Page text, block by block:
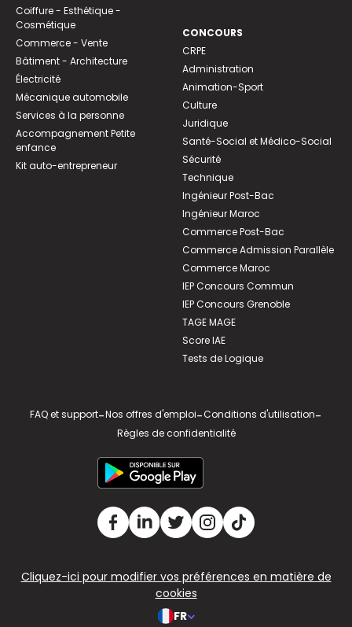
Coiffure - Esthétique -
Cosmétique
Commerce - Vente
Bâtiment - Architecture
Électricité
Mécanique automobile
Services à la personne
Accompagnement Petite
enfance
Kit auto-entrepreneur
CONCOURS
CRPE
Administration
Animation-Sport
Culture
Juridique
Santé-Social et Médico-Social
Sécurité
Technique
Ingénieur Post-Bac
Ingénieur Maroc
Commerce Post-Bac
Commerce Admission Parallèle
Commerce Maroc
IEP Concours Commun
IEP Concours Grenoble
TAGE MAGE
Score IAE
Tests de Logique
FAQ et support-Nos offres d'emploi-Conditions d'utilisation-
Règles de confidentialité
Cliquez-ici pour modifier vos préférences en matière de
cookies
FR